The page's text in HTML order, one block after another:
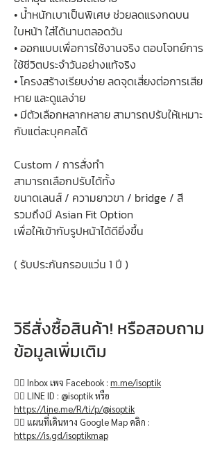
• น้ำหนักเบาเป็นพิเศษ ช่วยลดแรงกดบน
ใบหน้า ใส่ได้นานตลอดวัน
• ออกแบบเพื่อการใช้งานจริง ตอบโจทย์การ
ใช้ชีวิตประจำวันอย่างแท้จริง
• โครงสร้างเรียบง่าย ลดจุดเสี่ยงต่อการเสีย
หาย และดูแลง่าย
• มีตัวเลือกหลากหลาย สามารถปรับให้เหมาะ
กับแต่ละบุคคลได้
Custom / การสั่งทำ
สามารถเลือกปรับได้ทั้ง
ขนาดเลนส์ / ความยาวขา / bridge / สี
รวมถึงมี Asian Fit Option
เพื่อให้เข้ากับรูปหน้าได้ดียิ่งขึ้น
( รับประกันกรอบแว่น 1 ปี )
วิธีสั่งซื้อสินค้า! หรือสอบถาม
ข้อมูลเพิ่มเติม
👉🏻 Inbox เพจ Facebook : m.me/isoptik
👉🏻 LINE ID : @isoptik หรือ
https://line.me/R/ti/p/@isoptik
👉🏻 แผนที่เดินทาง Google Map คลิก :
https://is.gd/isoptikmap